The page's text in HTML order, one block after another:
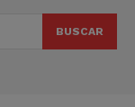
BUSCAR